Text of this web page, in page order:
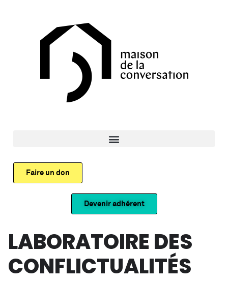
Faire un don
Devenir adhérent
LABORATOIRE DES
CONFLICTUALITÉS